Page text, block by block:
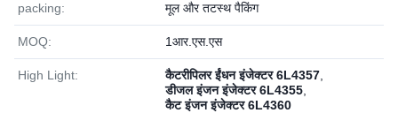
packing: मूल और तटस्थ पैकिंग
MOQ: 1आर.एस.एस
High Light: कैटरीपिलर ईंधन इंजेक्टर 6L4357
डीजल इंजन इंजेक्टर 6L4355
कैट इंजन इंजेक्टर 6L4360